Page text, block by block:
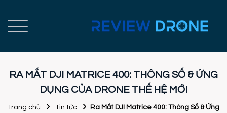
RA MẮT DJI MATRICE 400: THÔNG SỐ & ỨNG
DỤNG CỦA DRONE THẾ HỆ MỚI
Trang chủ Tin tức
Ra Mắt DJI Matrice 400: Thông Số & Ứng